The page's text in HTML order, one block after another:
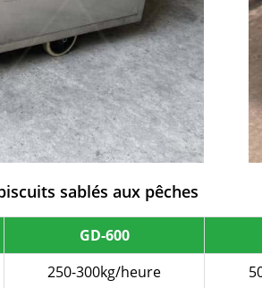
sablés aux pêches
GD-600
250-300kg/heure